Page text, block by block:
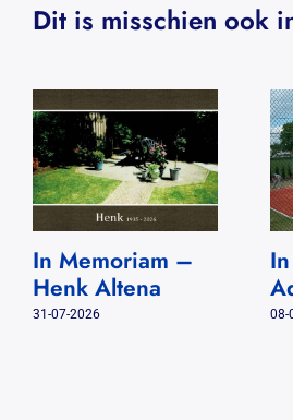
Dit is misschien ook
In Memoriam –
Henk Altena
31-07-2026 08-